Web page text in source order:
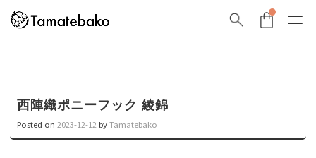
西陣織ポニーフック 綾錦
Posted on 2023-12-12 byTamatebako